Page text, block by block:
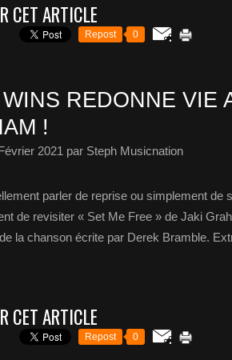
CET ARTICLE
Repost 0
REDONNE VIE
!
2021 par Steph Musicnation
parler de reprise ou simplement
de revisiter « Set Me Free » de Jaki
la chanson écrite par Derek Bramble.
CET ARTICLE
Repost 0